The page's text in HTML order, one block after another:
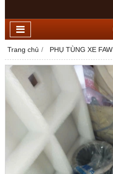
Trang chủ PHỤ TÙNG XE FAW